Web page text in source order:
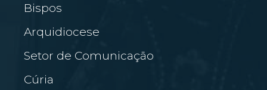
Bispos
Arquidiocese
Setor de Comunicação
Cúria